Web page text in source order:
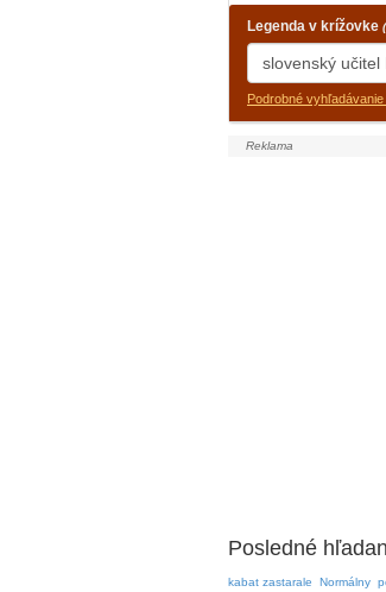
Legenda v krížovke
Podrobné vyhľadávanie
Posledné
kabat zastarale Normálny